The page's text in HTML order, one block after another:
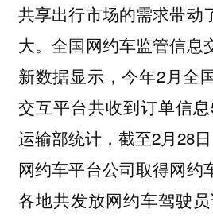
共享出行市场的需求带动
大。全国网约车监管信息
新数据显示，今年2月全
交互平台共收到订单信
运输部统计，截至2月28
网约车平台公司取得网约
各地共发放网约车驾驶